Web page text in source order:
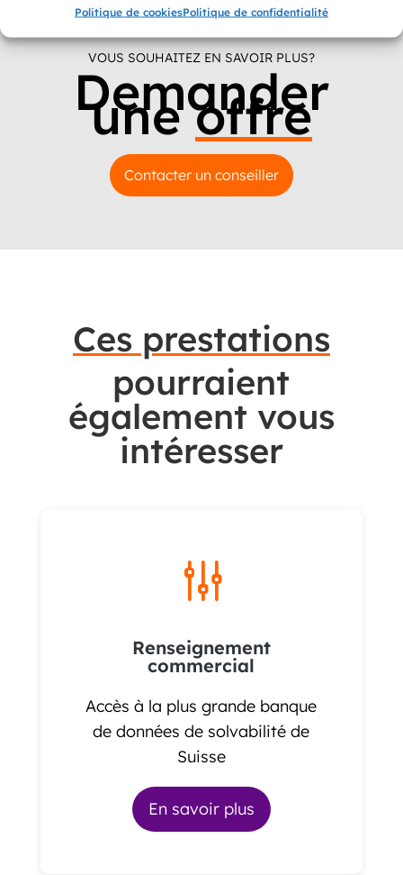
Politique de cookiesPolitique de confidentialité
VOUS SOUHAITEZ EN SAVOIR PLUS?
Demander
uneoffre
Contacter un conseiller
Ces prestations
pourraient
également vous
intéresser
g
Renseignement
commercial
Accès à la plus grande banque
de données de solvabilité de
Suisse
En savoir plus